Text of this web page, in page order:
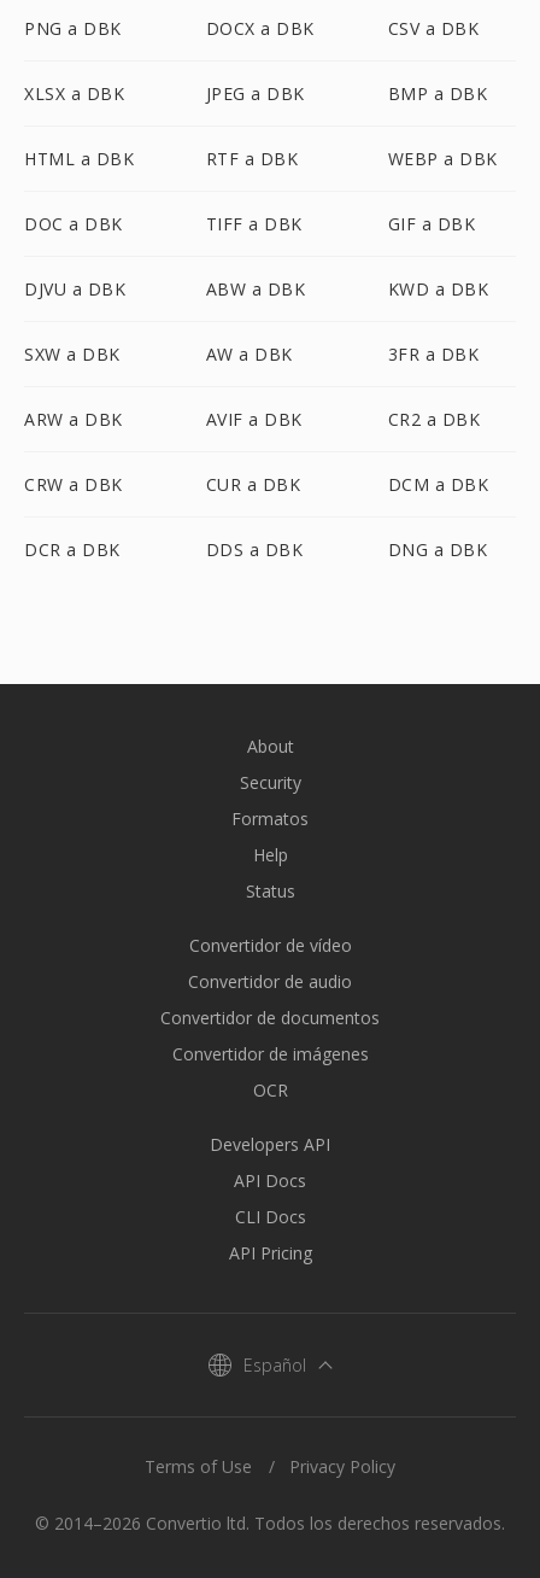
PNG a DBK DOCX a DBK CSV a DBK
XLSX a DBK JPEG a DBK BMP a DBK
HTML a DBK RTF a DBK WEBP a DBK
DOC a DBK TIFF a DBK GIF a DBK
DJVU a DBK ABW a DBK KWD a DBK
SXW a DBK AW a DBK 3FR a DBK
ARW a DBK AVIF a DBK CR2 a DBK
CRW a DBK CUR a DBK DCM a DBK
DCR a DBK DDS a DBK DNG a DBK
About
Security
Formatos
Help
Status
Convertidor de vídeo
Convertidor de audio
Convertidor de documentos
Convertidor de imágenes
OCR
Developers API
API Docs
CLI Docs
API Pricing
Español
© 2014–2026 Convertio ltd. Todos los derechos reservados.
Terms of Use Privacy Policy